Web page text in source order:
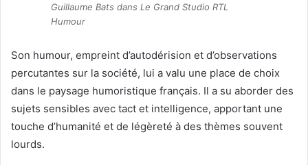
Guillaume Bats dans Le Grand Studio RTL
Humour
Son humour, empreint d’autodérision et d’observations
percutantes sur la société, lui a valu une place de choix
dans le paysage humoristique français. Il a su aborder des
sujets sensibles avec tact et intelligence, apportant une
touche d’humanité et de légèreté à des thèmes souvent
lourds.